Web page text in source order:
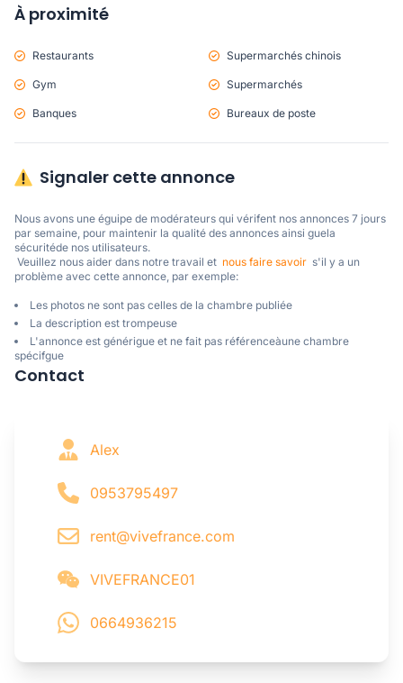
À proximité
Restaurants Supermarchés chinois
Gym Supermarchés
Banques Bureaux de poste
Signaler cette annonce
Nous avons une éguipe de modérateurs qui vérifent nos annonces 7 jours
par semaine, pour maintenir la qualité des annonces ainsi guela
sécuritéde nos utilisateurs.
Veuillez nous aider dans notre travail et nous faire savoir
  s'il y a un
problème avec cette annonce, par exemple:
Les photos ne sont pas celles de la chambre publiée
La description est trompeuse
L'annonce est générigue et ne fait pas référenceàune chambre
spécifgue
Contact
Alex
0953795497
rent@vivefrance.com
VIVEFRANCE01
0664936215